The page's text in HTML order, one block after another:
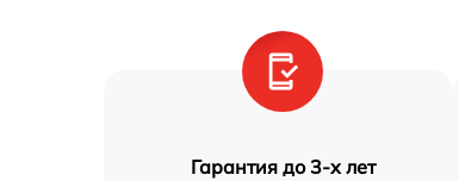
Гарантия до 3-х лет